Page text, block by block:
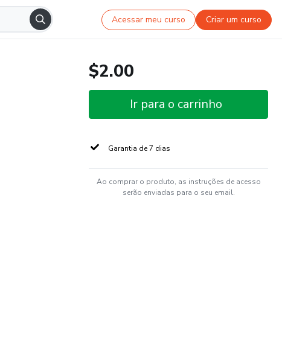
Acessar meu curso Criar um curso
$2.00
Ir para o carrinho
Garantia de 7 dias
Ao comprar o produto, as instruções de acesso
serão enviadas para o seu email.